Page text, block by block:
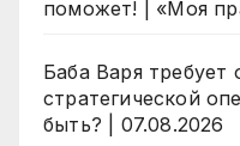
поможет! | «Моя
Баба Варя требует
стратегической
быть? | 07.08.2026